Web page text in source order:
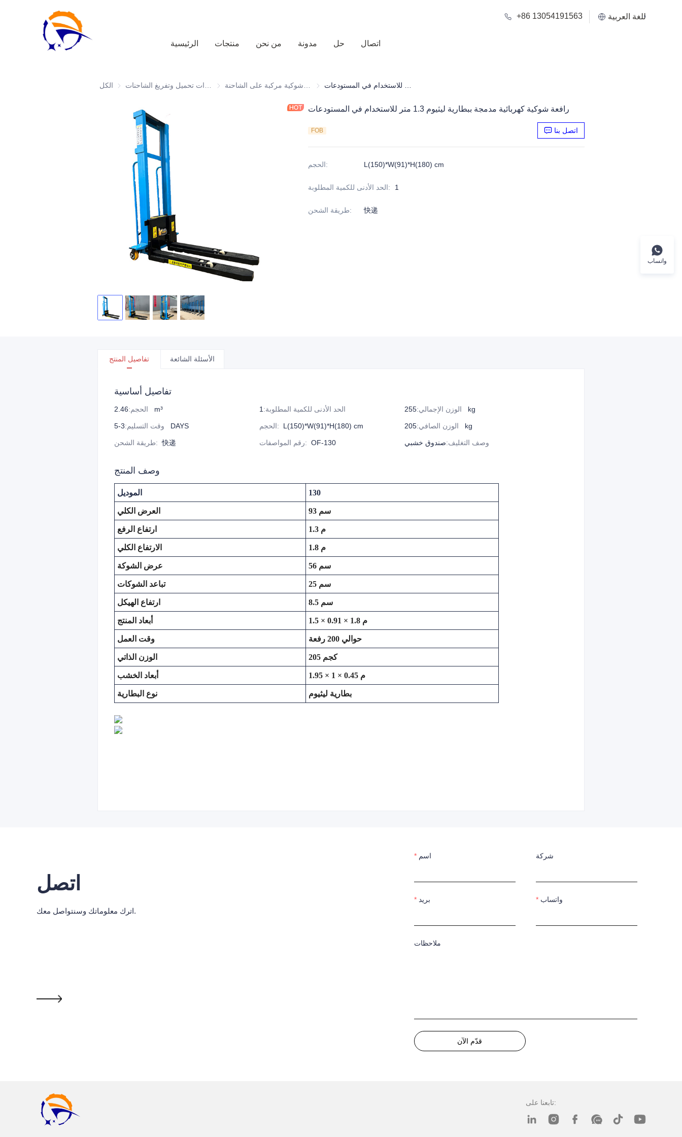
اللغة العربية +86 13054191563
الرئيسية منتجات من نحن مدونة حل اتصال
الكل معدات تحميل وتفريغ الشاحنات رافعة شوكية مركبة على الشاحنة
رافعة شوكية كهربائية مدمجة ببطارية ليثيوم 1.3 متر للاستخدام في المستودعات
FOB اتصل بنا
الحجم: L(150)*W(91)*H(180) cm
الحد الأدنى للكمية المطلوبة: 1
طريقة الشحن: 快递
تفاصيل المنتج الأسئلة الشائعة
تفاصيل أساسية
الحجم: 2.46 m³ الحد الأدنى للكمية المطلوبة:
1 الوزن الإجمالي: 255 kg
وقت التسليم: 3-5 DAYS الحجم: L(150)*W(91)*H(180) cm الوزن الصافي: 205 kg
طريقة الشحن: 快递 رقم المواصفات: OF-130 وصف التغليف:صندوق خشبي
وصف المنتج
الموديل 130
العرض الكلي 93 سم
ارتفاع الرفع 1.3 م
الارتفاع الكلي 1.8 م
عرض الشوكة 56 سم
تباعد الشوكات 25 سم
ارتفاع الهيكل 8.5 سم
أبعاد المنتج 1.5 × 0.91 × 1.8 م
وقت العمل حوالي 200 رفعة
الوزن الذاتي 205 كجم
أبعاد الخشب 1.95 × 1 × 0.45 م
نوع البطارية بطارية ليثيوم
اتصل
اسم شركة
بريد واتساب
ملاحظات
قدّم الآن
اترك معلوماتك وسنتواصل معك.
تابعنا على:
واتساب